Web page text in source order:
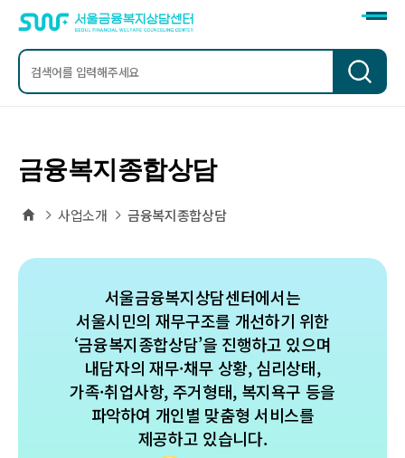
검
색
금융복지종합상담
홈 사업소개 금융복지종합상담
서울금융복지상담센터에서는
서울시민의 재무구조를 개선하기 위한
‘금융복지종합상담’을 진행하고 있으며
내담자의 재무·채무 상황, 심리상태,
가족·취업사항, 주거형태, 복지욕구 등을
파악하여 개인별 맞춤형 서비스를
제공하고 있습니다.